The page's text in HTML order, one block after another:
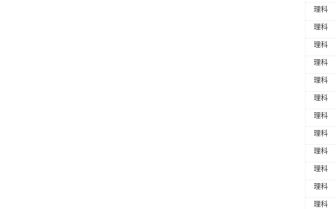
理科
理科
理科
理科
理科
理科
理科
理科
理科
理科
理科
理科